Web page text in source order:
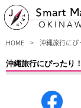
Smart
HOME 沖縄旅行にぴ
沖縄旅行にぴったり
気軽に行ける離島がた
ゃれカフェや離島で味